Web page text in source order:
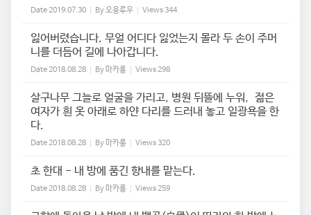
Date2019.07.30 By오웅루우 Views344
잃어버렸습니다. 무얼 어디다 잃었는지 몰라 두 손이 주머
니를 더듬어 길에 나아갑니다.
Date2018.08.28 By 마카롱 Views298
살구나무 그늘로 얼굴을 가리고, 병원 뒤뜰에 누워, 젊은
여자가 흰 옷 아래로 하얀 다리를 드러내 놓고 일광욕을 한
다.
Date2018.08.28 By 마카롱 Views320
초 한대 - 내 방에 품긴 향내를 맡는다.
Date2018.08.28 By 마카롱 Views259
Sketchbook5, 스케치북5